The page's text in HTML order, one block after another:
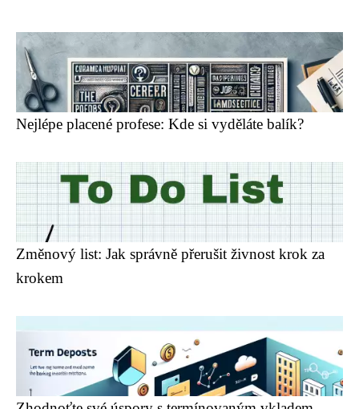
Nejlépe placené profese: Kde si vyděláte balík?
Změnový list: Jak správně přerušit živnost krok za
krokem